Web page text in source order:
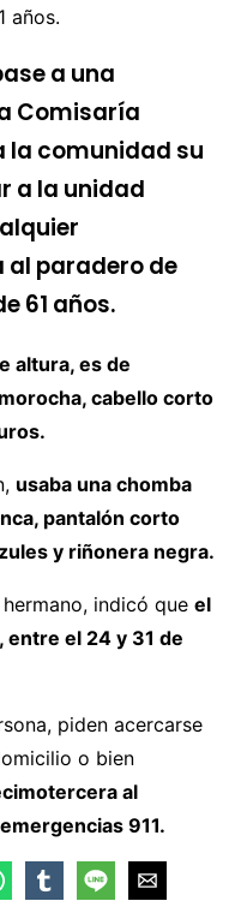
años.
a una
Comisaría
la comunidad su
a la unidad
paradero de
61 años.
altura, es de
cabello corto
usaba una chomba
pantalón corto
y riñonera negra.
indicó que el
entre el 24 y 31 de
piden acercarse
o bien
al
911.